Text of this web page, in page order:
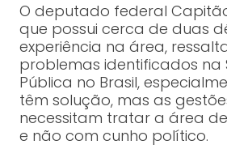
O deputado federal
que possui cerca de duas
experiência na área,
problemas identificados na
Pública no Brasil,
têm solução, mas as
necessitam tratar a área
e não com cunho político.